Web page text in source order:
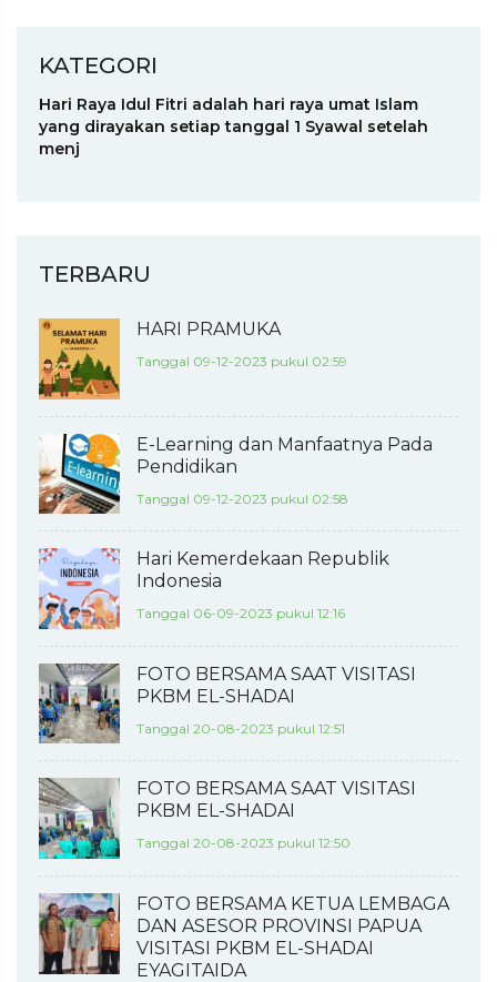
KATEGORI
Hari Raya Idul Fitri adalah hari raya umat Islam
yang dirayakan setiap tanggal 1 Syawal setelah
menj
TERBARU
HARI PRAMUKA
Tanggal 09-12-2023 pukul 02:59
E-Learning dan Manfaatnya Pada
Pendidikan
Tanggal 09-12-2023 pukul 02:58
Hari Kemerdekaan Republik
Indonesia
Tanggal 06-09-2023 pukul 12:16
FOTO BERSAMA SAAT VISITASI
PKBM EL-SHADAI
Tanggal 20-08-2023 pukul 12:51
FOTO BERSAMA SAAT VISITASI
PKBM EL-SHADAI
Tanggal 20-08-2023 pukul 12:50
FOTO BERSAMA KETUA LEMBAGA
DAN ASESOR PROVINSI PAPUA
VISITASI PKBM EL-SHADAI
EYAGITAIDA